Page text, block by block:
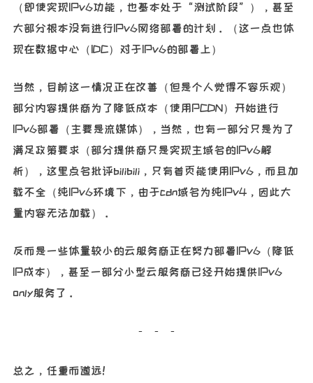
（即使实现IPv6功能，也基本处于“测试阶段”），甚至
大部分根本没有进行IPv6网络部署的计划。（这一点也体
现在数据中心（IDC）对于IPv6的部署上）
当然，目前这一情况正在改善（但是个人觉得不容乐观）
部分内容提供商为了降低成本（使用PCDN）开始进行
IPv6部署（主要是流媒体），当然，也有一部分只是为了
满足政策要求（部分提供商只是实现主域名的IPv6解
析），这里点名批评bilibili，只有首页能使用IPv6，而且加
载不全（纯IPv6环境下，由于cdn域名为纯IPv4，因此大
量内容无法加载）。
反而是一些体量较小的云服务商正在努力部署IPv6（降低
IP成本），甚至一部分小型云服务商已经开始提供IPv6
only服务了。
总之，任重而道远！